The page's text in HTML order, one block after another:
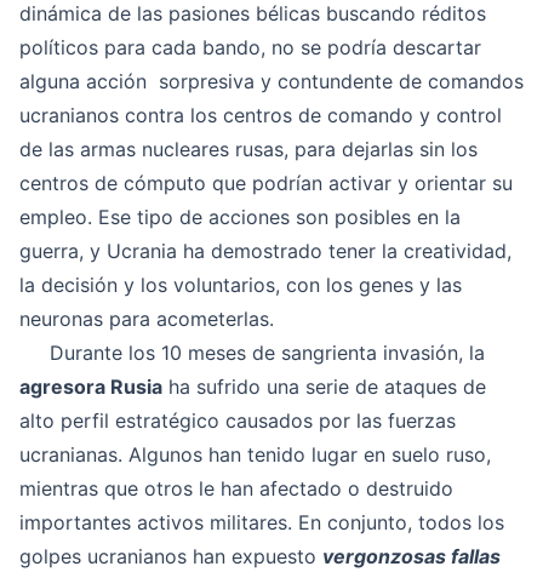
dinámica de las pasiones bélicas buscando réditos
políticos para cada bando, no se podría descartar
alguna acción sorpresiva y contundente de comandos
ucranianos contra los centros de comando y control
de las armas nucleares rusas, para dejarlas sin los
centros de cómputo que podrían activar y orientar su
empleo. Ese tipo de acciones son posibles en la
guerra, y Ucrania ha demostrado tener la creatividad,
la decisión y los voluntarios, con los genes y las
neuronas para acometerlas.
Durante los 10 meses de sangrienta invasión, la
agresora Rusia ha sufrido una serie de ataques de
alto perfil estratégico causados por las fuerzas
ucranianas. Algunos han tenido lugar en suelo ruso,
mientras que otros le han afectado o destruido
importantes activos militares. En conjunto, todos los
golpes ucranianos han expuesto vergonzosas fallas